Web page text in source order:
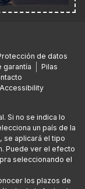
de datos
garantía
Pilas
Accessibility
Si no se indica lo
un país de la
se aplicará el tipo
Puede ver el efecto
seleccionando el
los plazos de